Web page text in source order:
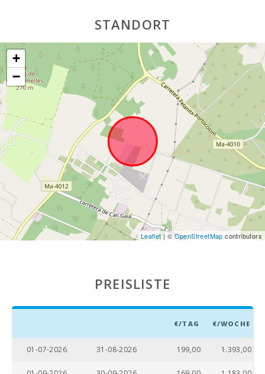
Sandstrand - Strand von Alcudia (m): 61,2
Stand Cala Anguila (km): 18,4
Strand Cala Esmeralda (km): 9,9
Strand Gran Beach (km): 10,2
Strand Cala Serena (km): 9,2
Strand Cala Ferrera (km): 9,4
Cala Sa Nau Strand (km): 8,4
Cala Mondragó (km): 14,5
4,2
Strand Cala Brafi (km): 8,7
Strand Cala Marsal (km): 4.9
STANDORT
+
−
Leaflet| ©OpenStreetMap contributors
PREISLISTE
€/TAG €/WOCHE
01-07-2026 31-08-2026 199,00 1.393,00